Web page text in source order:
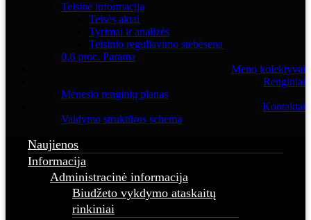
Teisinė informacija
Teisės aktai
Tyrimai ir analizės
Teisinio reguliavimo stebėsena
0,6 proc. Parama
Meno kolektyvai
Renginiai
Mėnesio renginių planas
Kontaktai
Valdymo struktūros schema
Naujienos
Informacija
Administracinė informacija
Biudžeto vykdymo ataskaitų
rinkiniai